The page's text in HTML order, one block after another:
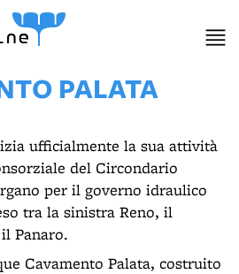
PALATA
ufficialmente la sua attività
del Circondario
per il governo idraulico
tra la sinistra Reno, il
Panaro.
Cavamento Palata, costruito